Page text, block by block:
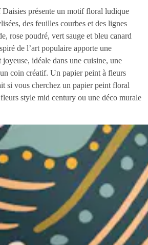
présente un motif floral ludique
des feuilles courbes et des lignes
rose poudré, vert sauge et bleu canard
de l’art populaire apporte une
joyeuse, idéale dans une cuisine, une
coin créatif. Un papier peint à fleurs
si vous cherchez un papier peint floral
style mid century ou une déco murale